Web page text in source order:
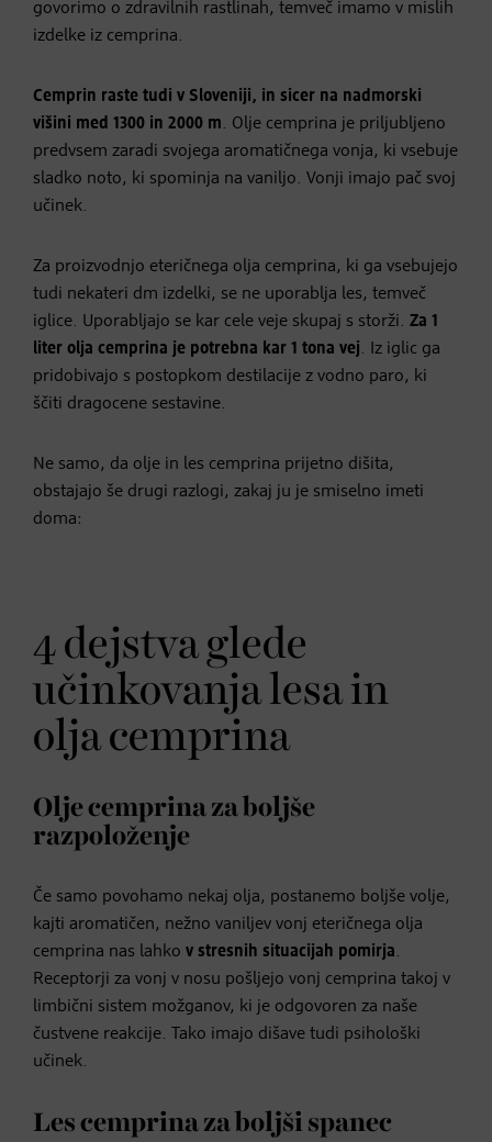
govorimo o zdravilnih rastlinah, temveč imamo v mislih
izdelke iz cemprina.
Cemprin raste tudi v Sloveniji, in sicer na nadmorski
višini med 1300 in 2000 m. Olje cemprina je priljubljeno
predvsem zaradi svojega aromatičnega vonja, ki vsebuje
sladko noto, ki spominja na vaniljo. Vonji imajo pač svoj
učinek.
Za proizvodnjo eteričnega olja cemprina, ki ga vsebujejo
tudi nekateri dm izdelki, se ne uporablja les, temveč
iglice. Uporabljajo se kar cele veje skupaj s storži. Za 1
liter olja cemprina je potrebna kar 1 tona vej. Iz iglic ga
pridobivajo s postopkom destilacije z vodno paro, ki
ščiti dragocene sestavine.
Ne samo, da olje in les cemprina prijetno dišita,
obstajajo še drugi razlogi, zakaj ju je smiselno imeti
doma:
4 dejstva glede
učinkovanja lesa in
olja cemprina
Olje cemprina za boljše
razpoloženje
Če samo povohamo nekaj olja, postanemo boljše volje,
kajti aromatičen, nežno vaniljev vonj eteričnega olja
cemprina nas lahko v stresnih situacijah pomirja.
Receptorji za vonj v nosu pošljejo vonj cemprina takoj v
limbični sistem možganov, ki je odgovoren za naše
čustvene reakcije. Tako imajo dišave tudi psihološki
učinek.
Les cemprina za boljši spanec